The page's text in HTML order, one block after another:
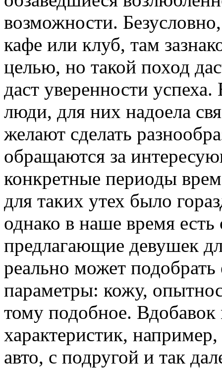
возможности.
кафе или клуб, там
целью, но такой поход
даст уверенности
люди, для них надоела
желают сделать
обращаются за
конкретные периоды
для таких утех было
однако в наше время
предлагающие девушек
реально может
параметры: кожу,
тому подобное.
характеристик,
авто, с подругой и так